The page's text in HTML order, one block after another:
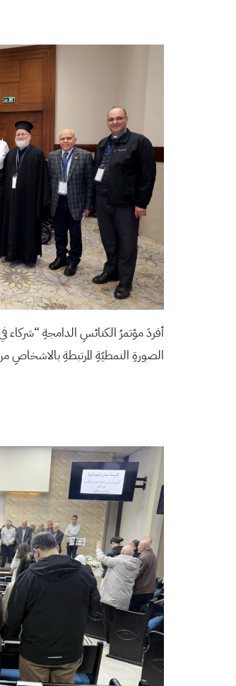
أفردَ مؤتمرُ الكنائسِ الدامجةِ
الصورةِ النمطيّةِ المرتبطةِ بالاشخاصِ